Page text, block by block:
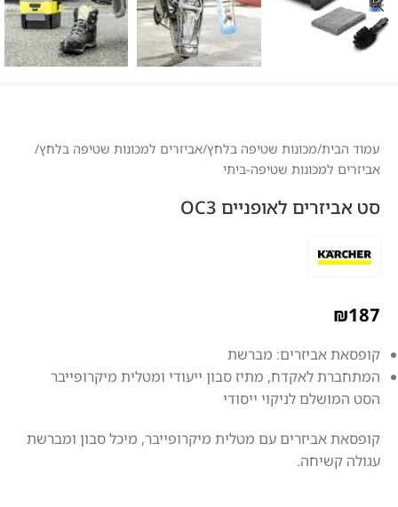
עמוד הבית/מכונות שטיפה בלחץ/אביזרים למכונות שטיפה בלחץ/
אביזרים למכונות שטיפה-ביתי
סט אביזרים לאופניים OC3
₪187
קופסאת אביזרים: מברשת
המתחברת לאקדח, מתיז סבון ייעודי ומטלית מיקרופייבר
הסט המושלם לניקוי ייסודי
קופסאת אביזרים עם מטלית מיקרופייבר, מיכל סבון ומברשת
עגולה קשיחה.